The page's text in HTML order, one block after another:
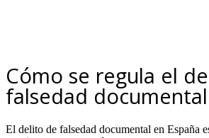
Cómo se regula el
falsedad
El delito de falsedad documental en España